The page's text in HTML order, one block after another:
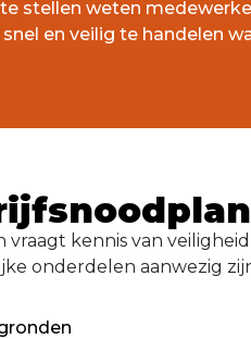
stellen weten
en veilig te handelen
kennis van
onderdelen aanwezig